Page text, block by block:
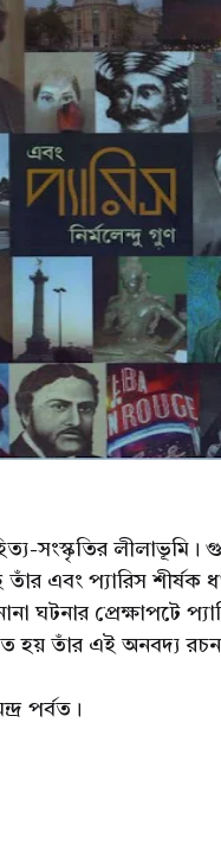
সংস্কৃতির
এবং প্যারিস শীর্ষক
ঘটনার প্রেক্ষাপটে
হয় তাঁর এই অনবদ্য
পর্বত।